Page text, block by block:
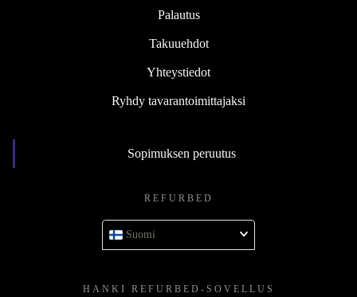
Palautus
Takuuehdot
Yhteystiedot
Ryhdy tavarantoimittajaksi
Sopimuksen peruutus
REFURBED
Suomi
HANKI REFURBED-SOVELLUS